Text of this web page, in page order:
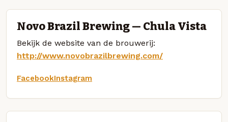
Novo Brazil Brewing — Chula Vista
Bekijk de website van de brouwerij:
http://www.novobrazilbrewing.com/
FacebookInstagram